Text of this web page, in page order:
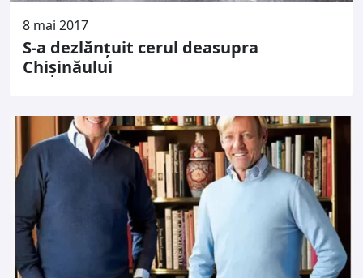
8 mai 2017
S-a dezlănțuit cerul deasupra
Chișinăului